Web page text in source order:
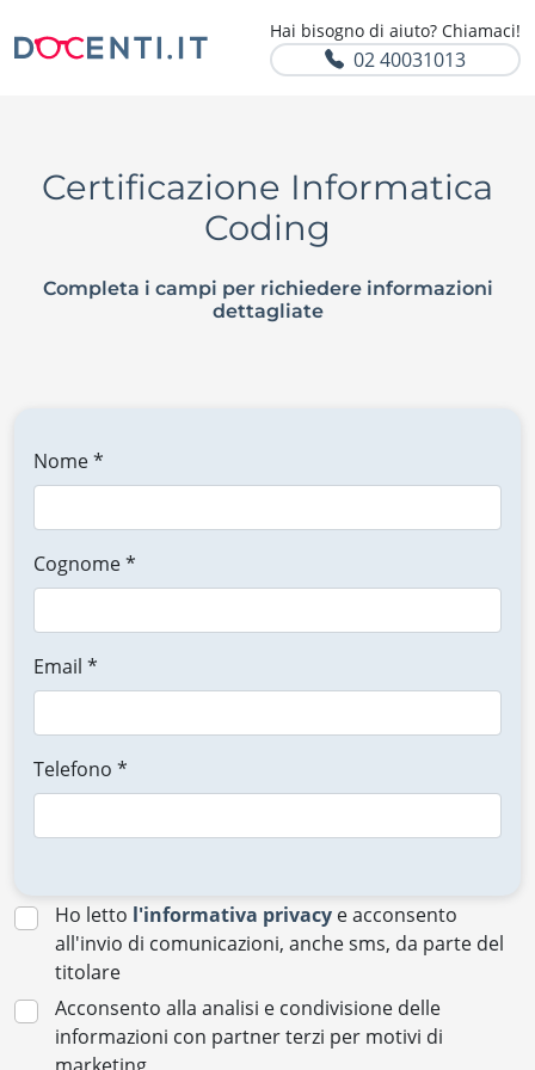
Hai bisogno di aiuto? Chiamaci!
02 40031013
Certificazione Informatica
Coding
Completa i campi per richiedere informazioni
dettagliate
Nome *
Cognome *
Email *
Telefono *
Ho letto l'informativa privacy e acconsento
all'invio di comunicazioni, anche sms, da parte del
titolare
Acconsento alla analisi e condivisione delle
informazioni con partner terzi per motivi di